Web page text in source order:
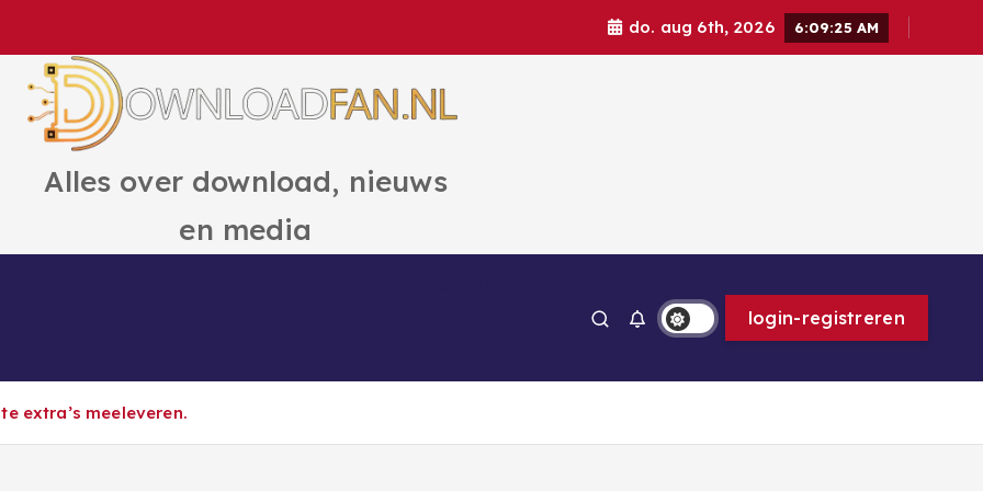
do. aug 6th, 2026 6:09:26 AM
Alles over download, nieuws
en media
login-registreren
extra’s meeleveren.